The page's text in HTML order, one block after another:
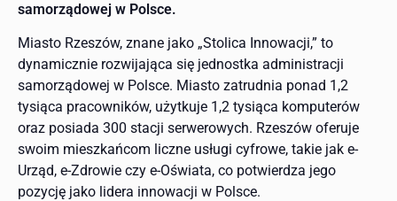
samorządowej w Polsce.
Miasto Rzeszów, znane jako „Stolica Innowacji,” to
dynamicznie rozwijająca się jednostka administracji
samorządowej w Polsce. Miasto zatrudnia ponad 1,2
tysiąca pracowników, użytkuje 1,2 tysiąca komputerów
oraz posiada 300 stacji serwerowych. Rzeszów oferuje
swoim mieszkańcom liczne usługi cyfrowe, takie jak e-
Urząd, e-Zdrowie czy e-Oświata, co potwierdza jego
pozycję jako lidera innowacji w Polsce.